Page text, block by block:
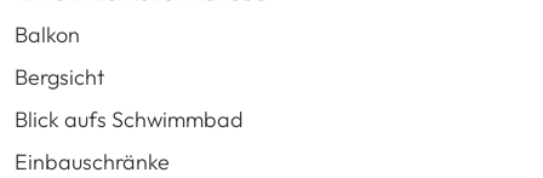
Balkon
Bergsicht
Blick aufs Schwimmbad
Einbauschränke